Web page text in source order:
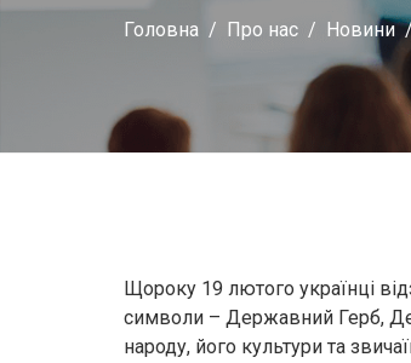
Головна Про нас Новини
Щороку 19 лютого українці
символи – Державний Герб,
народу, його культури та